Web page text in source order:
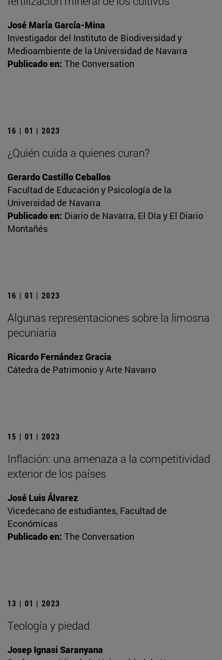
José María García-Mina
Investigador del Instituto de Biodiversidad y
Medioambiente de la Universidad de Navarra
Publicado en: The Conversation
16 | 01 | 2023
¿Quién cuida a quienes curan?
Gerardo Castillo Ceballos
Facultad de Educación y Psicología de la
Universidad de Navarra
Publicado en: Diario de Navarra, El Día y El Diario
Montañés
16 | 01 | 2023
Algunas representaciones sobre la limosna
pecuniaria
Ricardo Fernández Gracia
Cátedra de Patrimonio y Arte Navarro
15 | 01 | 2023
Inflación: una amenaza a la competitividad
exterior de los países
José Luis Álvarez
Vicedecano de estudiantes, Facultad de
Económicas
Publicado en: The Conversation
13 | 01 | 2023
Teología y piedad
Josep Ignasi Saranyana